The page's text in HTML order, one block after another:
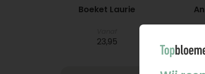
Boeket Laurie
23,95